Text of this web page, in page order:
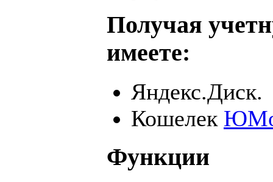
Получая
имеете:
Яндекс.Диск.
Кошелек
Функции